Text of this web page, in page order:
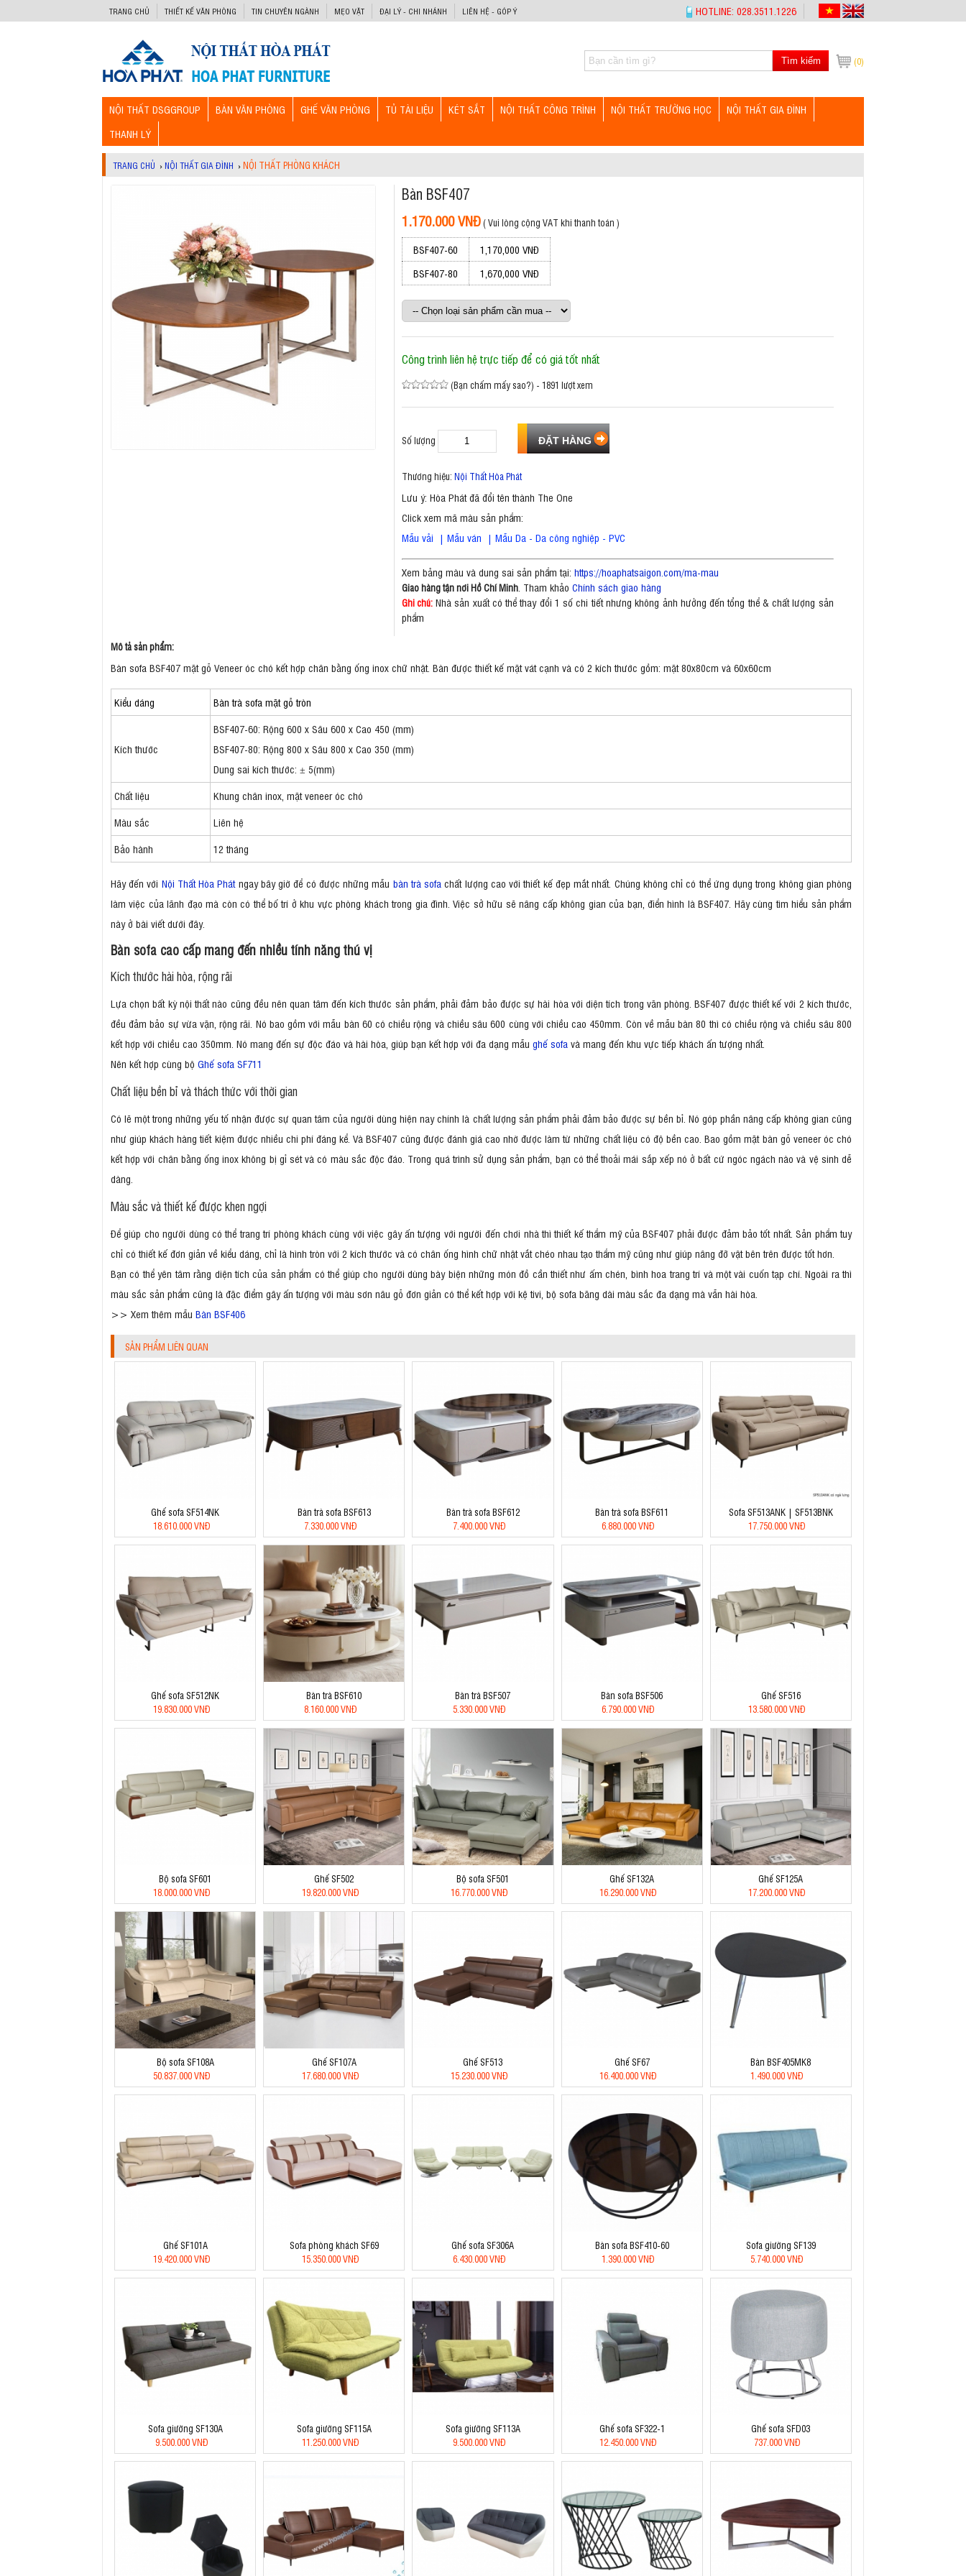
TRANG CHỦ THIẾT KẾ VĂN PHÒNG TIN CHUYÊN NGÀNH MẸO VẶT ĐẠI LÝ - CHI NHÁNH LIÊN HỆ - GÓP Ý HOTLINE: 028.3511.1226
(0)
Tìm kiếm
NỘI THẤT DSGGROUP BÀN VĂN PHÒNG GHẾ VĂN PHÒNG TỦ TÀI LIỆU KÉT SẮT NỘI THẤT CÔNG TRÌNH NỘI THẤT TRƯỜNG HỌC
NỘI THẤT GIA ĐÌNH
THANH LÝ
TRANG CHỦ › NỘI THẤT GIA ĐÌNH ›NỘI THẤT PHÒNG KHÁCH
Bàn BSF407
1.170.000 VNĐ( Vui lòng cộng VAT khi thanh toán )
BSF407-60
1,170,000 VNĐ
BSF407-80
1,670,000 VNĐ
Công trình liên hệ trực tiếp để có giá tốt nhất
(Bạn chấm mấy sao?) - 1891 lượt xem
Số lượng
Thương hiệu: Nội Thất Hòa Phát
Lưu ý: Hòa Phát đã đổi tên thành The One
Click xem mã màu sản phẩm:
Mẫu vải | Mẫu ván | Mẫu Da - Da công nghiệp - PVC
Xem bảng màu và dung sai sản phẩm tại: https://hoaphatsaigon.com/ma-mau
Giao hàng tận nơi Hồ Chí Minh. Tham khảo Chính sách giao hàng
Ghi chú:Nhà sản xuất có thể thay đổi 1 số chi tiết nhưng không ảnh hưởng đến tổng thể & chất lượng sản
phẩm
Mô tả sản phẩm:
Bàn sofa BSF407 mặt gỗ Veneer óc chó kết hợp chân bằng ống inox chữ nhật. Bàn được thiết kế mặt vát cạnh và có 2 kích thước gồm: mặt 80x80cm và 60x60cm
Kiểu dáng Bàn trà sofa mặt gỗ tròn
Kích thước
BSF407-60: Rộng 600 x Sâu 600 x Cao 450 (mm)
BSF407-80: Rộng 800 x Sâu 800 x Cao 350 (mm)
Dung sai kích thước: ± 5(mm)
Chất liệu
Khung chân inox, mặt veneer óc chó
Màu sắc
Liên hệ
Bảo hành
12 tháng
Hãy đến với Nội Thất Hòa Phátngay bây giờ để có được những mẫu bàn trà sofa chất lượng cao với thiết kế đẹp mắt nhất. Chúng không chỉ có thể ứng dụng trong không gian phòng
làm việc của lãnh đạo mà còn có thể bố trí ở khu vực phòng khách trong gia đình. Việc sở hữu sẽ nâng cấp không gian của bạn, điển hình là BSF407. Hãy cùng tìm hiểu sản phẩm
này ở bài viết dưới đây.
Bàn sofa cao cấp mang đến nhiều tính năng thú vị
Kích thước hài hòa, rộng rãi
Lựa chọn bất kỳ nội thất nào cũng đều nên quan tâm đến kích thước sản phẩm, phải đảm bảo được sự hài hòa với diện tích trong văn phòng. BSF407 được thiết kế với 2 kích thước,
đều đảm bảo sự vừa vặn, rộng rãi. Nó bao gồm với mẫu bàn 60 có chiều rộng và chiều sâu 600 cùng với chiều cao 450mm. Còn về mẫu bàn 80 thì có chiều rộng và chiều sâu 800
kết hợp với chiều cao 350mm. Nó mang đến sự độc đáo và hài hòa, giúp bạn kết hợp với đa dạng mẫu ghế sofa và mang đến khu vực tiếp khách ấn tượng nhất.
Nên kết hợp cùng bộ Ghế sofa SF711
Chất liệu bền bỉ và thách thức với thời gian
Có lẽ một trong những yếu tố nhận được sự quan tâm của người dùng hiện nay chính là chất lượng sản phẩm phải đảm bảo được sự bền bỉ. Nó góp phần nâng cấp không gian cũng
như giúp khách hàng tiết kiệm được nhiều chi phí đáng kể. Và BSF407 cũng được đánh giá cao nhờ được làm từ những chất liệu có độ bền cao. Bao gồm mặt bàn gỗ veneer óc chó
kết hợp với chân bằng ống inox không bị gỉ sét và có màu sắc độc đáo. Trong quá trình sử dụng sản phẩm, bạn có thể thoải mái sắp xếp nó ở bất cứ ngóc ngách nào và vệ sinh dễ
dàng.
Màu sắc và thiết kế được khen ngợi
Để giúp cho người dùng có thể trang trí phòng khách cùng với việc gây ấn tượng với người đến chơi nhà thì thiết kế thẩm mỹ của BSF407 phải được đảm bảo tốt nhất. Sản phẩm tuy
chỉ có thiết kế đơn giản về kiểu dáng, chỉ là hình tròn với 2 kích thước và có chân ống hình chữ nhật vắt chéo nhau tạo thẩm mỹ cũng như giúp nâng đỡ vật bên trên được tốt hơn.
Bạn có thể yên tâm rằng diện tích của sản phẩm có thể giúp cho người dùng bày biện những món đồ cần thiết như ấm chén, bình hoa trang trí và một vài cuốn tạp chí. Ngoài ra thì
màu sắc sản phẩm cũng là đặc điểm gây ấn tượng với màu sơn nâu gỗ đơn giản có thể kết hợp với kệ tivi, bộ sofa băng dài màu sắc đa dạng mà vẫn hài hòa.
>> Xem thêm mẫu Bàn BSF406
SẢN PHẨM LIÊN QUAN
Ghế sofa SF514NK
18.610.000 VNĐ
Bàn trà sofa BSF613
7.330.000 VNĐ
Bàn trà sofa BSF612
7.400.000 VNĐ
Bàn trà sofa BSF611
6.880.000 VNĐ
Sofa SF513ANK | SF513BNK
17.750.000 VNĐ
Ghế sofa SF512NK
19.830.000 VNĐ
Bàn trà BSF610
8.160.000 VNĐ
Bàn trà BSF507
5.330.000 VNĐ
Bàn sofa BSF506
6.790.000 VNĐ
Ghế SF516
13.580.000 VNĐ
Bộ sofa SF601
18.000.000 VNĐ
Ghế SF502
19.820.000 VNĐ
Bộ sofa SF501
16.770.000 VNĐ
Ghế SF132A
16.290.000 VNĐ
Ghế SF125A
17.200.000 VNĐ
Bộ sofa SF108A
50.837.000 VNĐ
Ghế SF107A
17.680.000 VNĐ
Ghế SF513
15.230.000 VNĐ
Ghế SF67
16.400.000 VNĐ
Bàn BSF405MK8
1.490.000 VNĐ
Ghế SF101A
19.420.000 VNĐ
Sofa phòng khách SF69
15.350.000 VNĐ
Ghế sofa SF306A
6.430.000 VNĐ
Bàn sofa BSF410-60
1.390.000 VNĐ
Sofa giường SF139
5.740.000 VNĐ
Sofa giường SF130A
9.500.000 VNĐ
Sofa giường SF115A
11.250.000 VNĐ
Sofa giường SF113A
9.500.000 VNĐ
Ghế sofa SF322-1
12.450.000 VNĐ
Ghế sofa SFD03
737.000 VNĐ